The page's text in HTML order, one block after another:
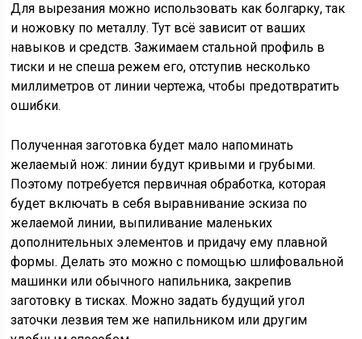
Для вырезания можно использовать как болгарку, так
и ножовку по металлу. Тут всё зависит от ваших
навыков и средств. Зажимаем стальной профиль в
тиски и не спеша режем его, отступив несколько
миллиметров от линии чертежа, чтобы предотвратить
ошибки.
Полученная заготовка будет мало напоминать
желаемый нож: линии будут кривыми и грубыми.
Поэтому потребуется первичная обработка, которая
будет включать в себя выравнивание эскиза по
желаемой линии, выпиливание маленьких
дополнительных элементов и придачу ему плавной
формы. Делать это можно с помощью шлифовальной
машинки или обычного напильника, закрепив
заготовку в тисках. Можно задать будущий угол
заточки лезвия тем же напильником или другим